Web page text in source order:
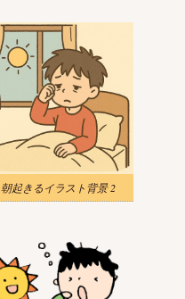
朝起きるイラスト背景 2